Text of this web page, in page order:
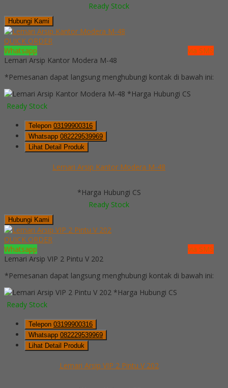
Ready Stock
Hubungi Kami
QUICK ORDER
Whatsapp
via SMS
Lemari Arsip Kantor Modera M-48
*Pemesanan dapat langsung menghubungi kontak di bawah ini:
*Harga Hubungi CS
Ready Stock
Telepon 03199900316
Whatsapp 082229539969
Lihat Detail Produk
Lemari Arsip Kantor Modera M-48
*Harga Hubungi CS
Ready Stock
Hubungi Kami
QUICK ORDER
Whatsapp
via SMS
Lemari Arsip VIP 2 Pintu V 202
*Pemesanan dapat langsung menghubungi kontak di bawah ini:
*Harga Hubungi CS
Ready Stock
Telepon 03199900316
Whatsapp 082229539969
Lihat Detail Produk
Lemari Arsip VIP 2 Pintu V 202